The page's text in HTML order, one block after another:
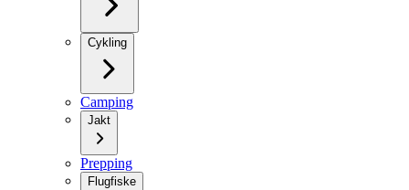
Cykling
Camping
Jakt
Prepping
Flugfiske